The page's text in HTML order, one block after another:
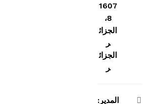
1607
8،
الجزائ
ر
الجزائ
ر
المدير: